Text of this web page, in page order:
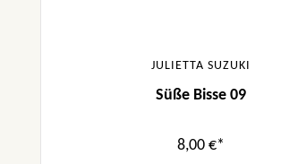
JULIETTA SUZUKI
Süße Bisse 09
8,00 €*